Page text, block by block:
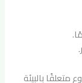
متعلقًا بالبيئة